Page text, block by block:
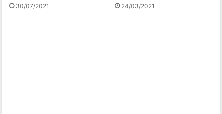
30/07/2021 24/03/2021